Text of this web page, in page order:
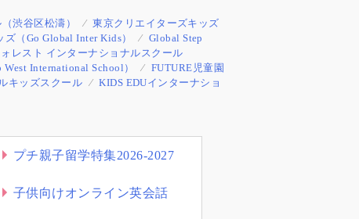
渋谷区松濤）
東京クリエイターズキッズ
（Go Global Inter Kids）
Global Step
レスト インターナショナルスクール
International School）
FUTURE児童園
キッズスクール
KIDS EDUインターナショ
プチ親子留学特集2026-2027
子供向けオンライン英会話